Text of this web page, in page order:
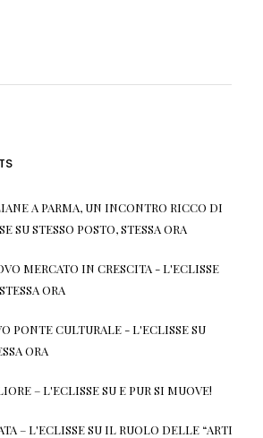
A PARMA, UN INCONTRO RICCO DI
SUSTESSO POSTO, STESSA ORA
MERCATO IN CRESCITA - L'ECLISSE
ORA
PONTE CULTURALE - L'ECLISSESU
ORA
– L'ECLISSESU E PUR SI MUOVE!
– L'ECLISSESU IL RUOLO DELLE “ARTI